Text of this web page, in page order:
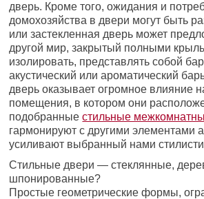
дверь. Кроме того, ожидания и
домохозяйства в двери могут быть
или застекленная дверь может
другой мир, закрытый полными
изолировать, представлять собой
акустический или ароматический
дверь оказывает огромное влияние
помещения, в котором они
подобранныестильные
гармонируют с другими элементами
усиливают выбранный нами
Стильные двери — стеклянные,
шпонированные?
Простые геометрические формы,